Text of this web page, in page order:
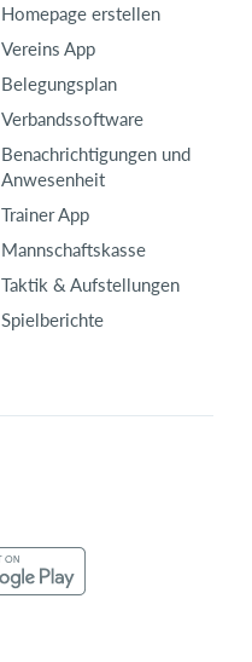
Homepage erstellen
Vereins App
Belegungsplan
Verbandssoftware
Benachrichtigungen und
Anwesenheit
Trainer App
Mannschaftskasse
Taktik & Aufstellungen
Spielberichte